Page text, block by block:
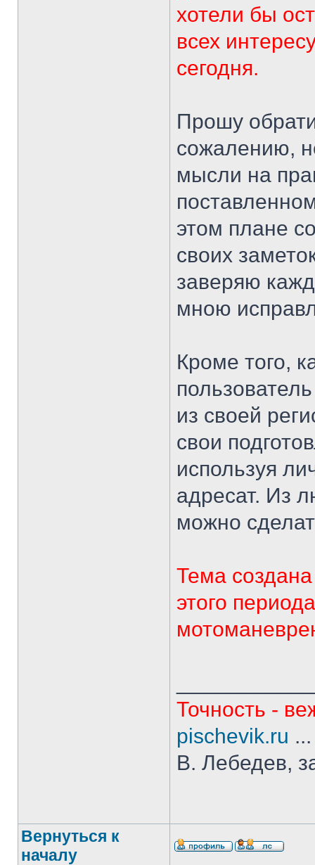
хотели бы
всех
сегодня.
Прошу
сожалению,
мысли на
этом плане
своих
заверяю
мною
Кроме того,
из своей
свои
используя
адресат. Из
можно
Тема
этого
Точность -
pischevik.ru
В. Лебедев,
Вернуться к
началу